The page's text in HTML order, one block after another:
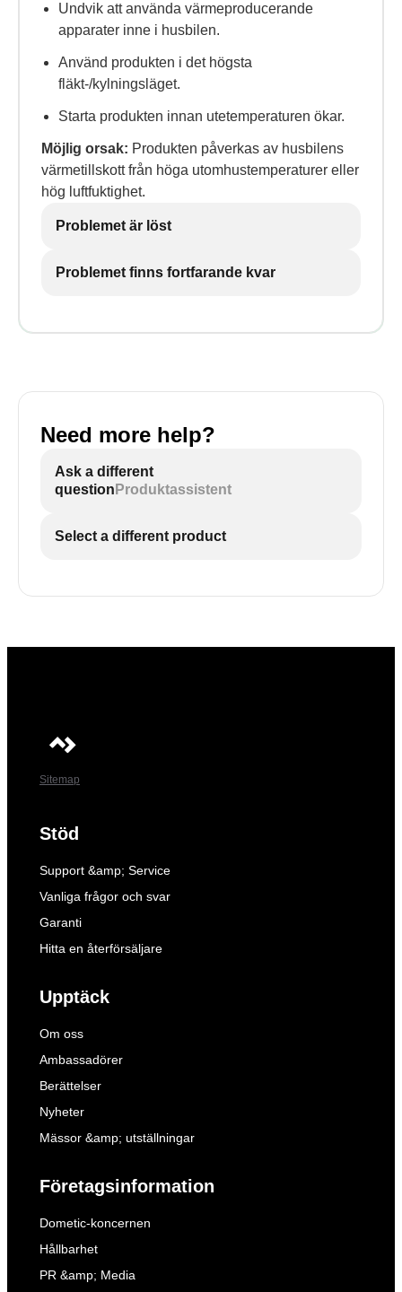
Undvik att använda värmeproducerande
apparater inne i husbilen.
Använd produkten i det högsta
fläkt-/kylningsläget.
Starta produkten innan utetemperaturen ökar.
Möjlig orsak: Produkten påverkas av husbilens
värmetillskott från höga utomhustemperaturer eller
hög luftfuktighet.
Problemet är löst
Problemet finns fortfarande kvar
Need more help?
Ask a different
question Produktassistent
Select a different product
Sitemap
Stöd
Support &amp; Service
Vanliga frågor och svar
Garanti
Hitta en återförsäljare
Upptäck
Om oss
Ambassadörer
Berättelser
Nyheter
Mässor &amp; utställningar
Företagsinformation
Dometic-koncernen
Hållbarhet
PR &amp; Media